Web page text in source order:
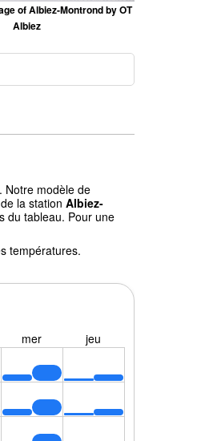
of Albiez-Montrond by OT
Albiez
Notre modèle de
la station Albiez-
du tableau. Pour une
températures.